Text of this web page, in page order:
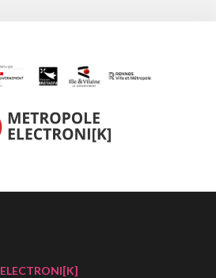
ELECTRONI[K]